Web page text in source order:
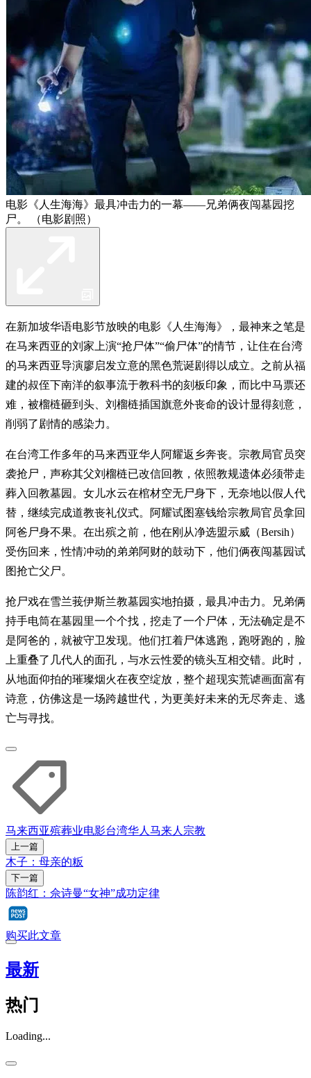
电影《人生海海》最具冲击力的一幕——兄弟俩夜闯墓园挖
尸。 （电影剧照）
在新加坡华语电影节放映的电影《人生海海》，最神来之笔是
在马来西亚的刘家上演“抢尸体”“偷尸体”的情节，让住在台湾
的马来西亚导演廖启发立意的黑色荒诞剧得以成立。之前从福
建的叔侄下南洋的叙事流于教科书的刻板印象，而比中马票还
难，被榴梿砸到头、刘榴梿插国旗意外丧命的设计显得刻意，
削弱了剧情的感染力。
在台湾工作多年的马来西亚华人阿耀返乡奔丧。宗教局官员突
袭抢尸，声称其父刘榴梿已改信回教，依照教规遗体必须带走
葬入回教墓园。女儿水云在棺材空无尸身下，无奈地以假人代
替，继续完成道教丧礼仪式。阿耀试图塞钱给宗教局官员拿回
阿爸尸身不果。在出殡之前，他在刚从净选盟示威（Bersih）
受伤回来，性情冲动的弟弟阿财的鼓动下，他们俩夜闯墓园试
图抢亡父尸。
抢尸戏在雪兰莪伊斯兰教墓园实地拍摄，最具冲击力。兄弟俩
持手电筒在墓园里一个个找，挖走了一个尸体，无法确定是不
是阿爸的，就被守卫发现。他们扛着尸体逃跑，跑呀跑的，脸
上重叠了几代人的面孔，与水云性爱的镜头互相交错。此时，
从地面仰拍的璀璨烟火在夜空绽放，整个超现实荒谑画面富有
诗意，仿佛这是一场跨越世代，为更美好未来的无尽奔走、逃
亡与寻找。
马来西亚殡葬业电影台湾华人 马来人 宗教
上一篇
木子：母亲的粄
下一篇
陈韵红：佘诗曼“女神”成功定律
购买此文章
最新
热门
Loading...